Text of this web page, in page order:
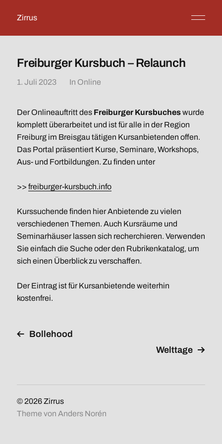
Zirrus
Freiburger Kursbuch – Relaunch
1. Juli 2023 In Online
Der Onlineauftritt des Freiburger Kursbucheswurde
komplett überarbeitet und ist für alle in der Region
Freiburg im Breisgau tätigen Kursanbietenden offen.
Das Portal präsentiert Kurse, Seminare, Workshops,
Aus- und Fortbildungen. Zu finden unter
>> freiburger-kursbuch.info
Kurssuchende finden hier Anbietende zu vielen
verschiedenen Themen. Auch Kursräume und
Seminarhäuser lassen sich recherchieren. Verwenden
Sie einfach die Suche oder den Rubrikenkatalog, um
sich einen Überblick zu verschaffen.
Der Eintrag ist für Kursanbietende weiterhin
kostenfrei.
Bollehood
Welttage
© 2026 Zirrus
Theme von Anders Norén